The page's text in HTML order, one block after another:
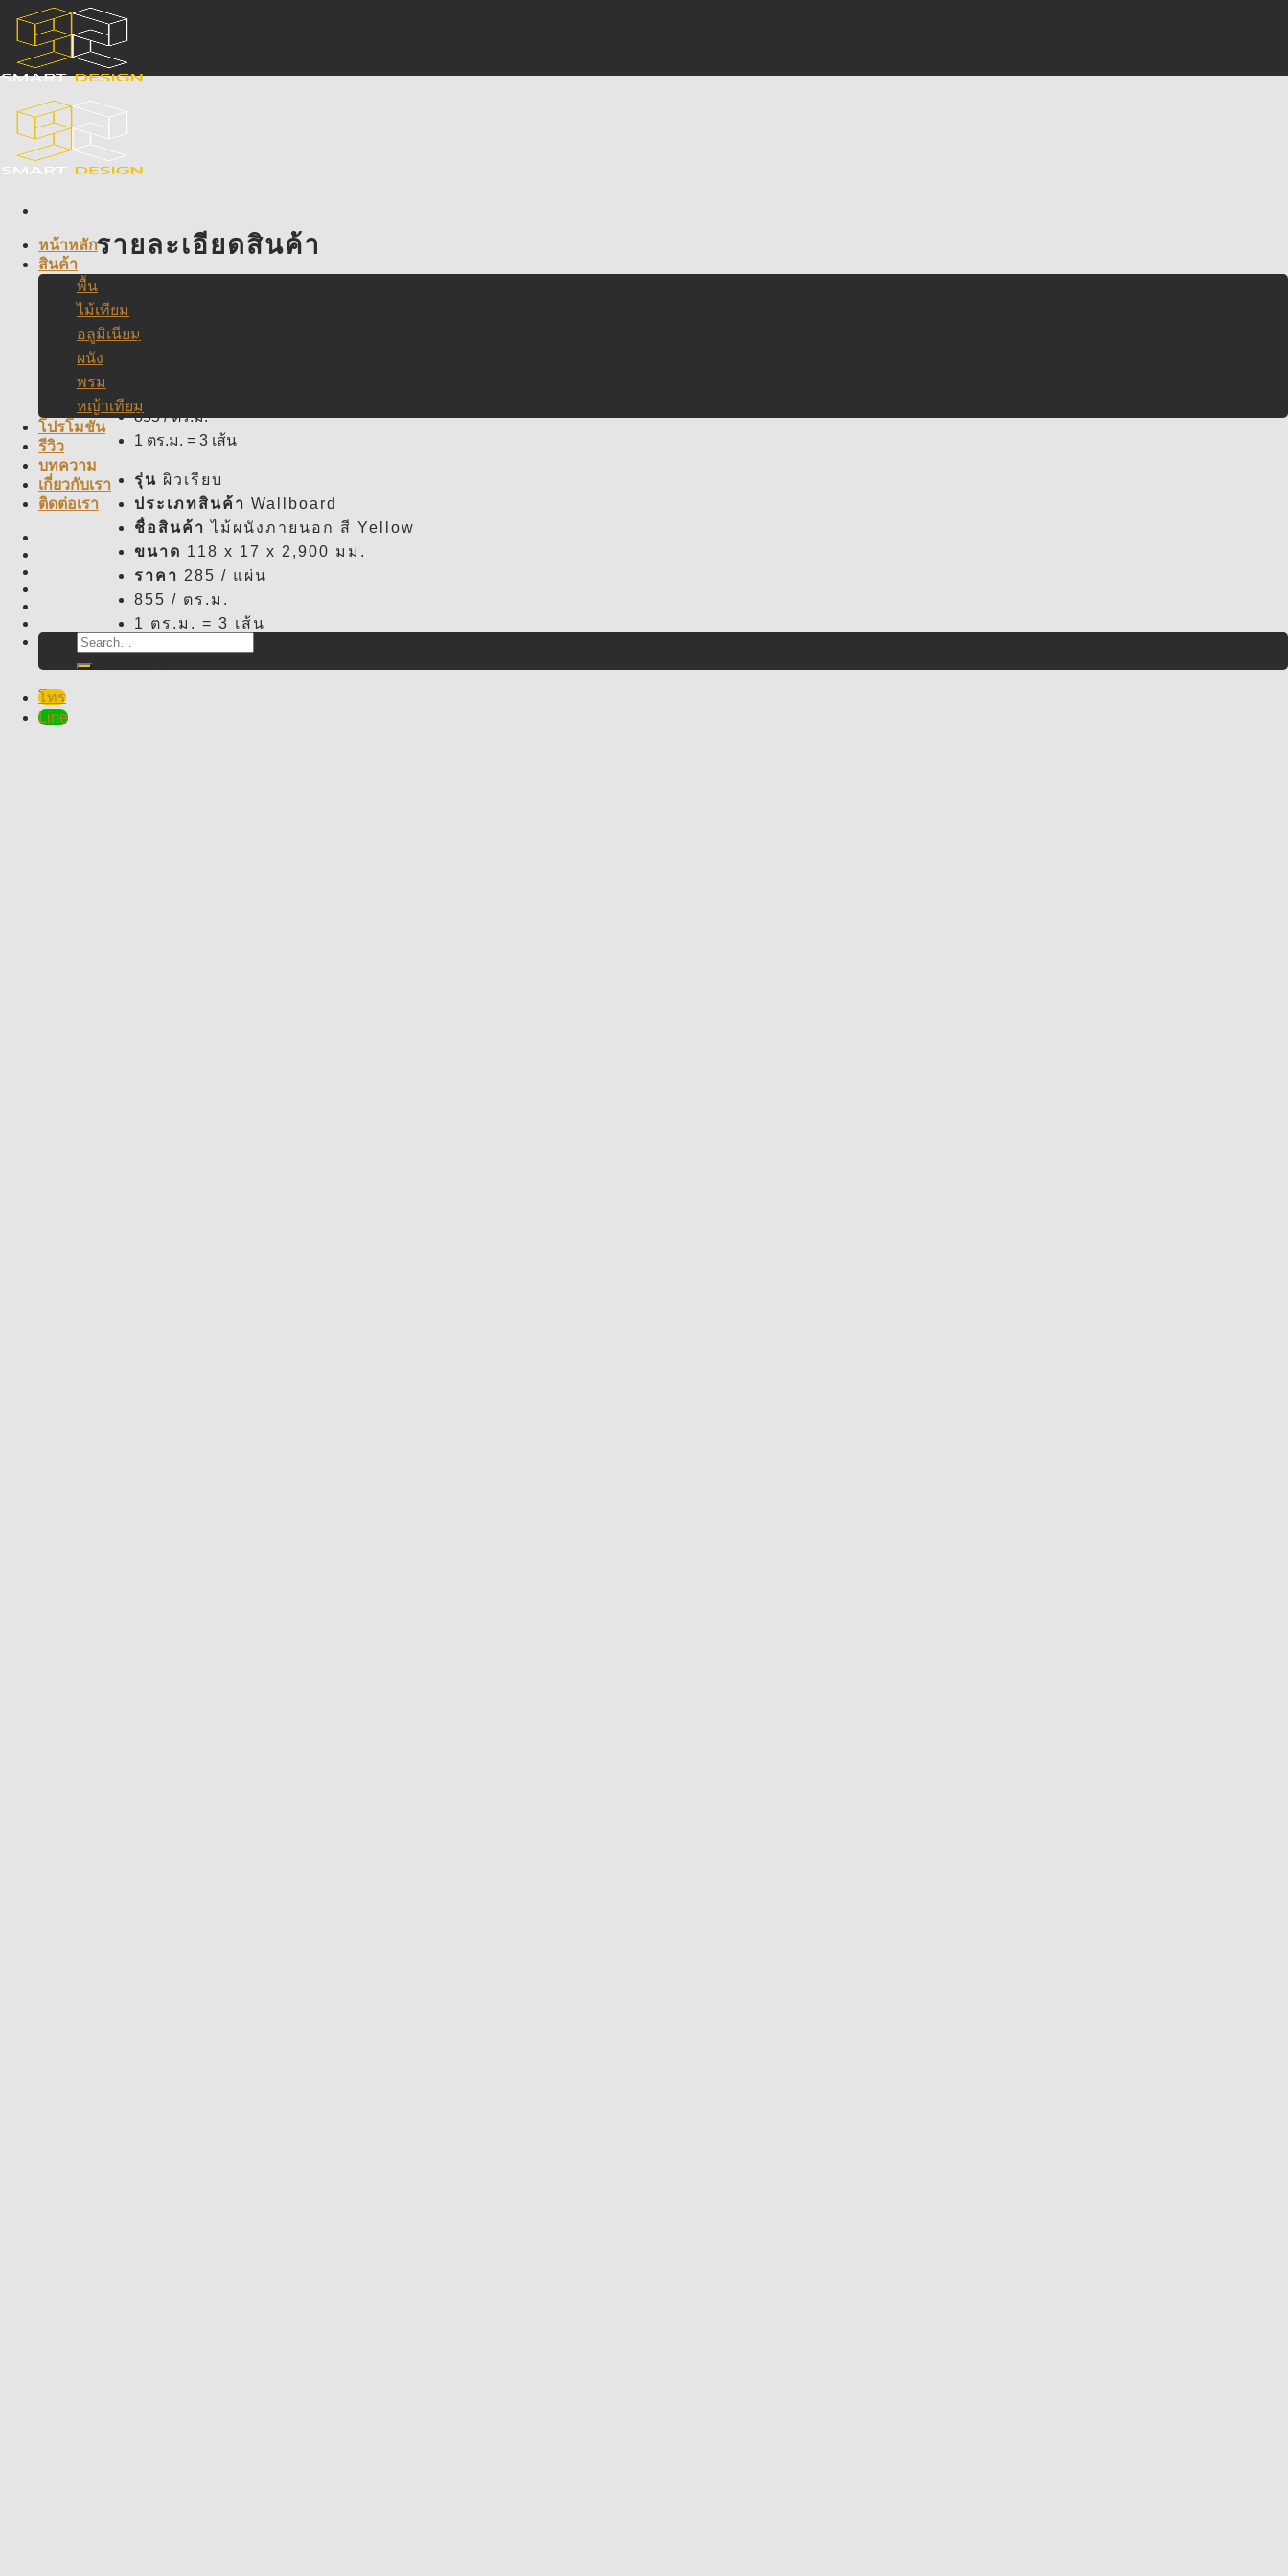
content
หน้าหลัก
สินค้า
พื้น
ไม้เทียม
อลูมิเนียม
ผนัง
พรม
หญ้าเทียม
โปรโมชัน
รีวิว
บทความ
เกี่ยวกับเรา
ติดต่อเรา
Search
for:
โทร
Line
รายละเอียดสินค้า
ชื่อสินค้า
855 / ตร.ม.
1 ตร.ม. = 3 เส้น
รุ่น ผิวเรียบ
ประเภทสินค้า Wallboard
ชื่อสินค้า ไม้ผนังภายนอก สี Yellow
ขนาด 118 x 17 x 2,900 มม.
ราคา 285 / แผ่น
855 / ตร.ม.
1 ตร.ม. = 3 เส้น